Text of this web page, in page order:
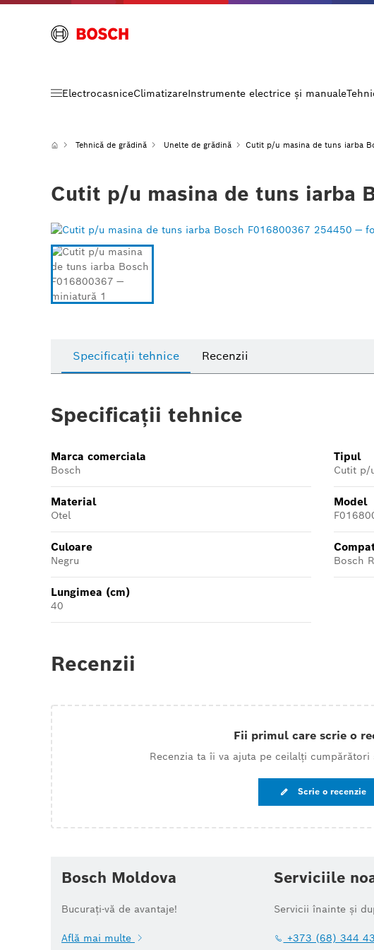
ElectrocasniceClimatizareInstrumente electrice și manuale
Tehnică de grădină Unelte de grădină Cutit p/u masina de tuns iarba
Cutit p/u masina de tuns iarba
Specificații tehnice Recenzii
Specificații tehnice
Marca comerciala
Bosch
Tipul
Cutit p/
Material
Otel
Model
Culoare
Negru Bosch
Lungimea (cm)
40
Recenzii
Fii primul care scrie o
Recenzia ta îi va ajuta pe ceilalți cumpărători
Scrie o recenzie
Bosch Moldova
Bucurați-vă de avantaje!
Află mai multe
Serviciile
Servicii înainte și
+373 (68) 344